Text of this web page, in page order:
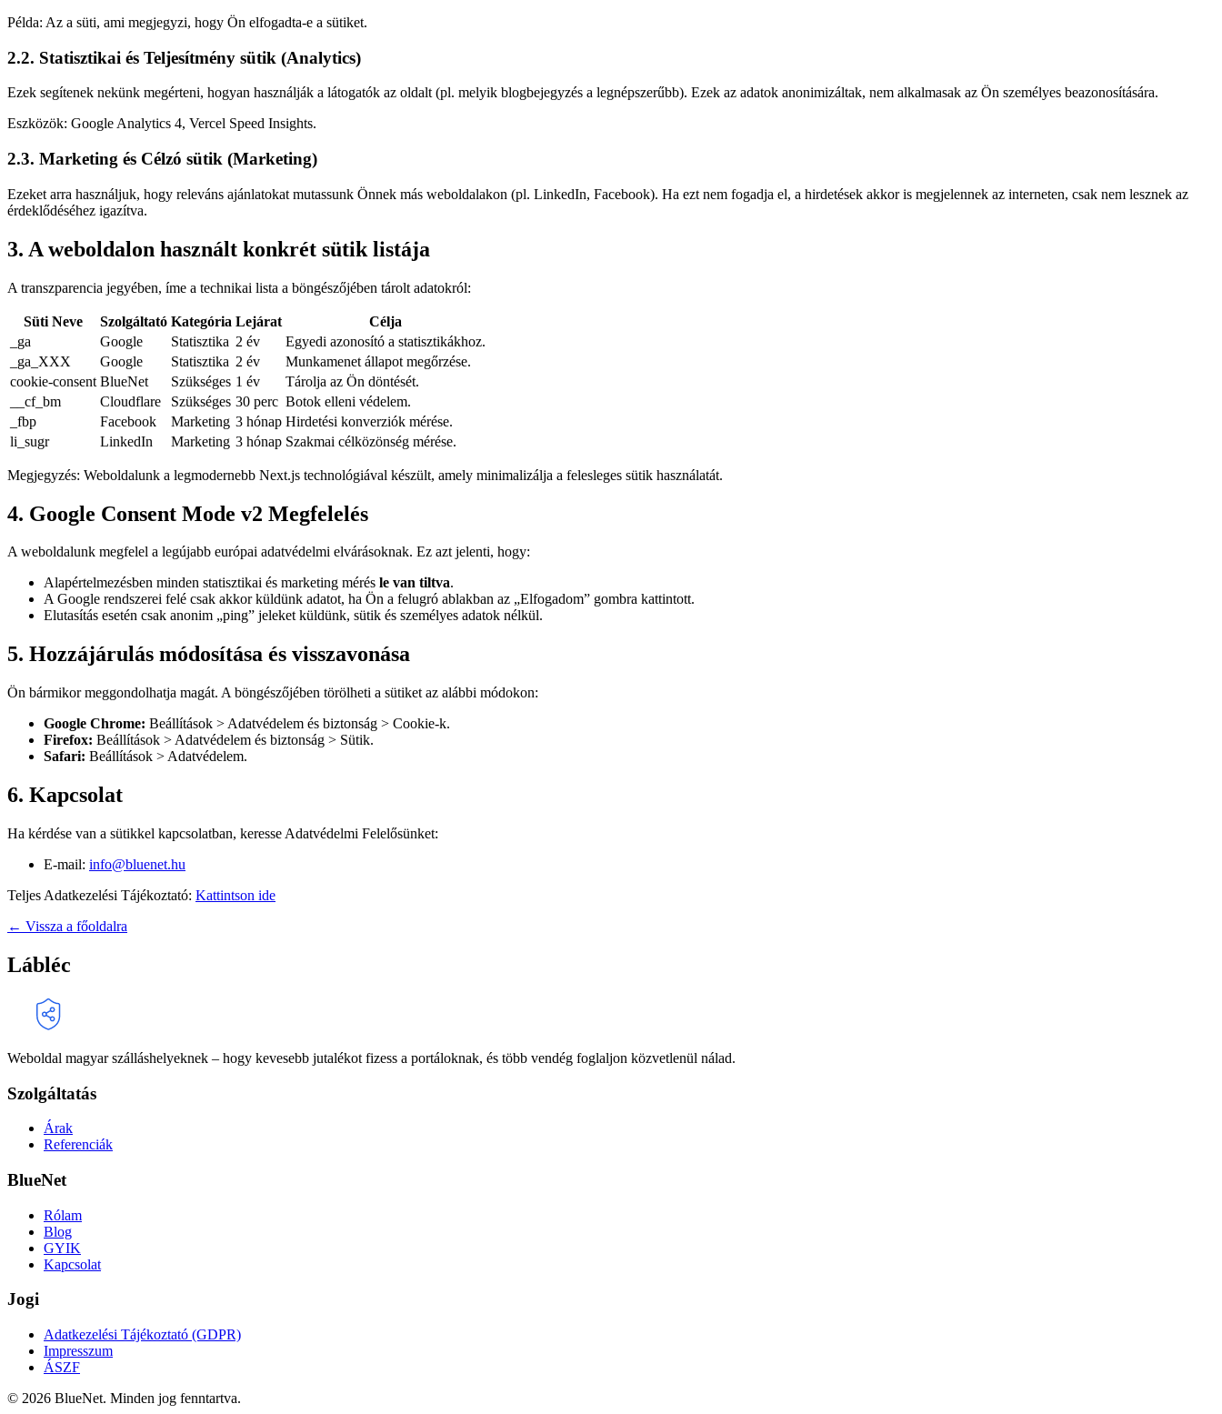
Példa: Az a süti, ami megjegyzi, hogy Ön elfogadta-e a sütiket.
2.2. Statisztikai és Teljesítmény sütik (Analytics)
Ezek segítenek nekünk megérteni, hogyan használják a látogatók az oldalt (pl. melyik blogbejegyzés a legnépszerűbb). Ezek az adatok anonimizáltak, nem alkalmasak az Ön személyes beazonosítására.
Eszközök: Google Analytics 4, Vercel Speed Insights.
2.3. Marketing és Célzó sütik (Marketing)
Ezeket arra használjuk, hogy releváns ajánlatokat mutassunk Önnek más weboldalakon (pl. LinkedIn, Facebook). Ha ezt nem fogadja el, a hirdetések akkor is megjelennek az interneten, csak nem lesznek az
érdeklődéséhez igazítva.
3. A weboldalon használt konkrét sütik listája
A transzparencia jegyében, íme a technikai lista a böngészőjében tárolt adatokról:
Süti Neve Szolgáltató Kategória Lejárat
Célja
_ga
Google Statisztika 2 év
Egyedi azonosító a statisztikákhoz.
_ga_XXX
Google Statisztika 2 év
Munkamenet állapot megőrzése.
cookie-consent BlueNet Szükséges 1 év
Tárolja az Ön döntését.
__cf_bm
Cloudflare Szükséges 30 perc Botok elleni védelem.
_fbp
Facebook Marketing 3 hónap Hirdetési konverziók mérése.
li_sugr
LinkedIn Marketing 3 hónap Szakmai célközönség mérése.
Megjegyzés: Weboldalunk a legmodernebb Next.js technológiával készült, amely minimalizálja a felesleges sütik használatát.
4. Google Consent Mode v2 Megfelelés
A weboldalunk megfelel a legújabb európai adatvédelmi elvárásoknak. Ez azt jelenti, hogy:
Alapértelmezésben minden statisztikai és marketing mérés le van tiltva.
A Google rendszerei felé csak akkor küldünk adatot, ha Ön a felugró ablakban az „Elfogadom” gombra kattintott.
Elutasítás esetén csak anonim „ping” jeleket küldünk, sütik és személyes adatok nélkül.
5. Hozzájárulás módosítása és visszavonása
Ön bármikor meggondolhatja magát. A böngészőjében törölheti a sütiket az alábbi módokon:
Google Chrome: Beállítások > Adatvédelem és biztonság > Cookie-k.
Firefox: Beállítások > Adatvédelem és biztonság > Sütik.
Safari: Beállítások > Adatvédelem.
6. Kapcsolat
Ha kérdése van a sütikkel kapcsolatban, keresse Adatvédelmi Felelősünket:
E-mail: info@bluenet.hu
Teljes Adatkezelési Tájékoztató: Kattintson ide
← Vissza a főoldalra
Lábléc
Weboldal magyar szálláshelyeknek – hogy kevesebb jutalékot fizess a portáloknak, és több vendég foglaljon közvetlenül nálad.
Szolgáltatás
Árak
Referenciák
BlueNet
Rólam
Blog
GYIK
Kapcsolat
Jogi
Adatkezelési Tájékoztató (GDPR)
Impresszum
ÁSZF
© 2026 BlueNet. Minden jog fenntartva.